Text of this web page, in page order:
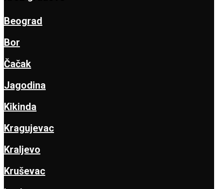
Beograd
Bor
Čačak
Jagodina
Kikinda
Kragujevac
Kraljevo
Kruševac